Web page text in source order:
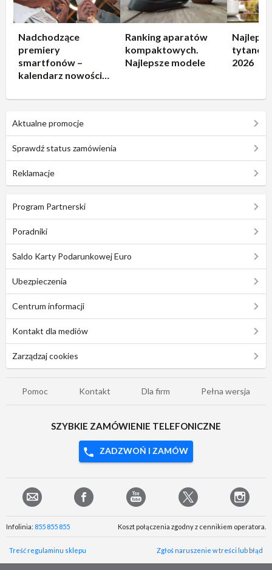
Nadchodzące
premiery
smartfonów –
kalendarz nowości
Ranking aparatów
kompaktowych.
Najlepsze modele
2026
Aktualne promocje
Sprawdź status zamówienia
Reklamacje
Program Partnerski
Poradniki
Saldo Karty Podarunkowej Euro
Ubezpieczenia
Centrum informacji
Kontakt dla mediów
Zarządzaj cookies
Pomoc Kontakt Dla firm Pełna wersja
SZYBKIE ZAMÓWIENIE TELEFONICZNE
ZADZWOŃ I ZAMÓW
Infolinia: 855 855 855 Koszt połączenia zgodny z cennikiem operatora.
Treść regulaminu sklepu Zgłoś naruszenie w treści lub błąd